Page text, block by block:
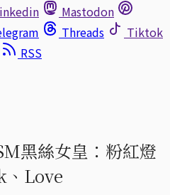
Mastodon
Threads
Tiktok
RSS
黑絲女皇：粉紅燈
、Love